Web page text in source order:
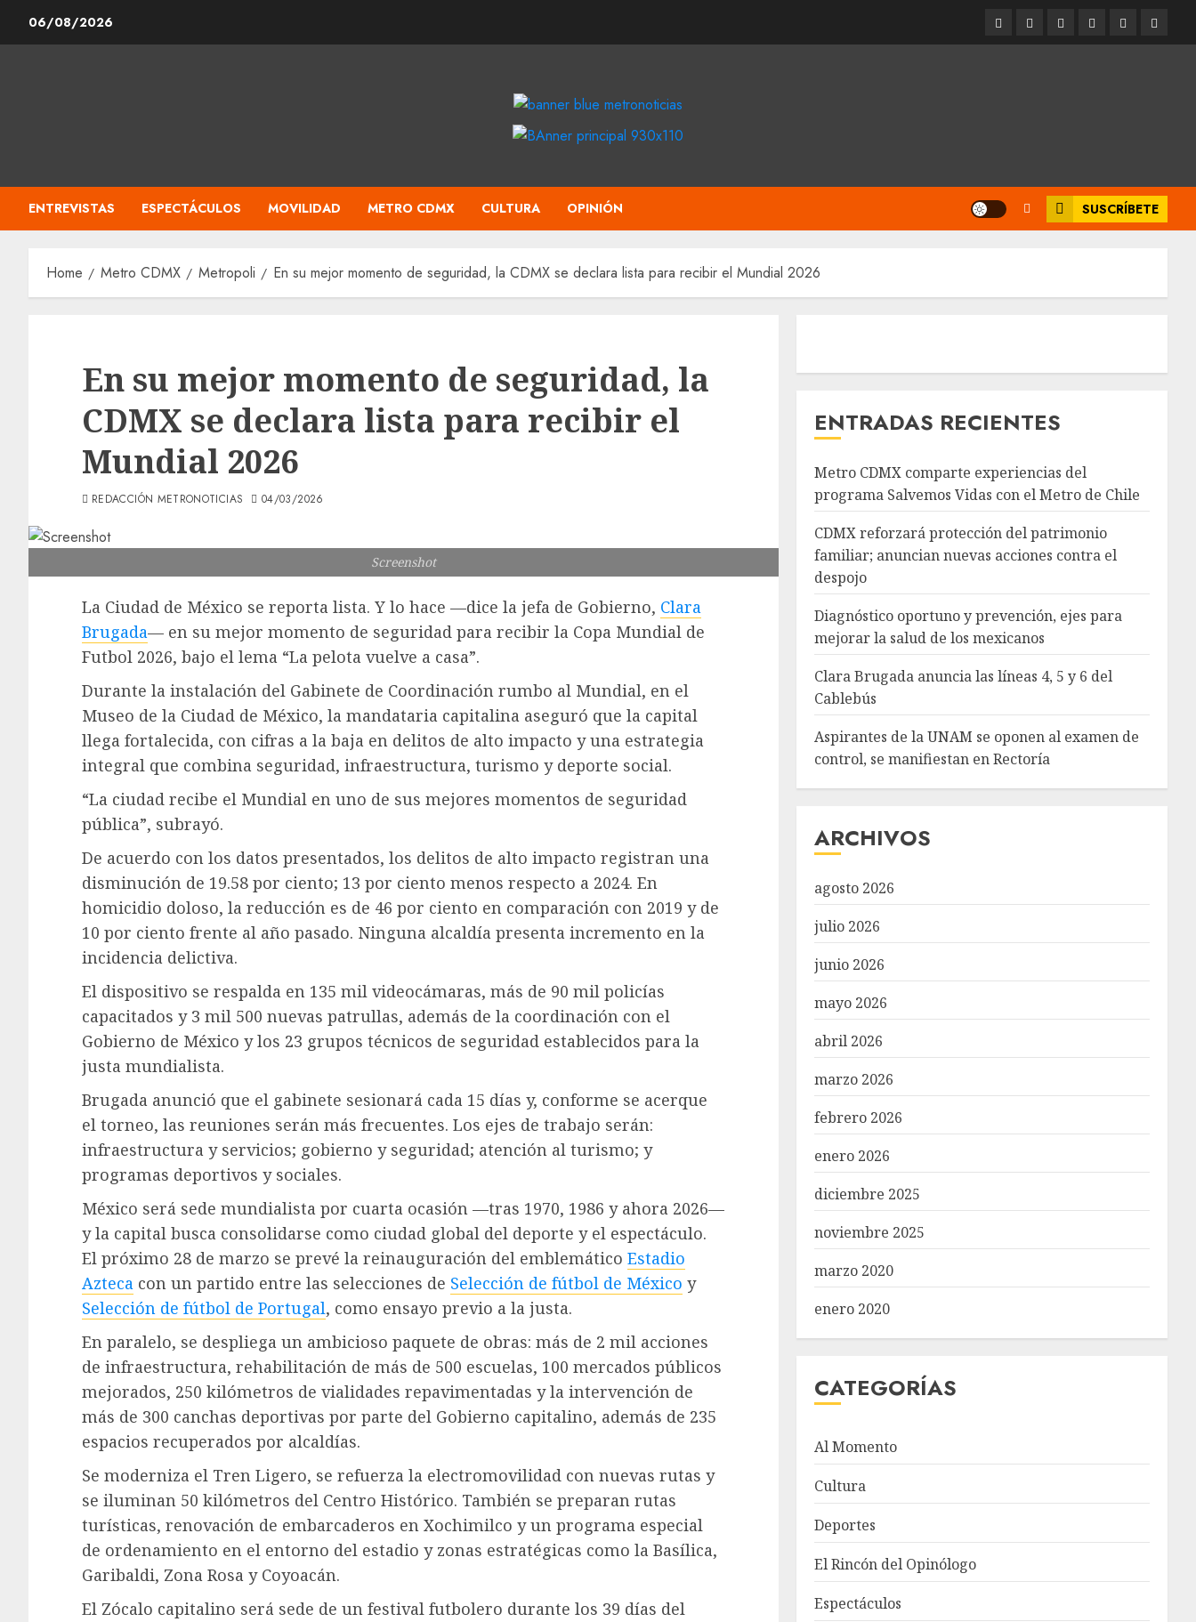
06/08/2026 Entrevistas
Espectáculos
Movilidad
Metro
CDMX
Cultura
ENTREVISTAS ESPECTÁCULOS MOVILIDAD METRO CDMX CULTURA OPINIÓN SUSCRÍBETE
Home Metro CDMX Metropoli En su mejor momento de seguridad, la CDMX se declara lista para recibir el Mundial 2026
En su mejor momento de seguridad, la
CDMX se declara lista para recibir el
Mundial 2026
REDACCIÓN METRONOTICIAS 04/03/2026
Screenshot
La Ciudad de México se reporta lista. Y lo hace —dice la jefa de Gobierno, Clara
Brugada— en su mejor momento de seguridad para recibir la Copa Mundial de
Futbol 2026, bajo el lema “La pelota vuelve a casa”.
Durante la instalación del Gabinete de Coordinación rumbo al Mundial, en el
Museo de la Ciudad de México, la mandataria capitalina aseguró que la capital
llega fortalecida, con cifras a la baja en delitos de alto impacto y una estrategia
integral que combina seguridad, infraestructura, turismo y deporte social.
“La ciudad recibe el Mundial en uno de sus mejores momentos de seguridad
pública”, subrayó.
De acuerdo con los datos presentados, los delitos de alto impacto registran una
disminución de 19.58 por ciento; 13 por ciento menos respecto a 2024. En
homicidio doloso, la reducción es de 46 por ciento en comparación con 2019 y de
10 por ciento frente al año pasado. Ninguna alcaldía presenta incremento en la
incidencia delictiva.
El dispositivo se respalda en 135 mil videocámaras, más de 90 mil policías
capacitados y 3 mil 500 nuevas patrullas, además de la coordinación con el
Gobierno de México y los 23 grupos técnicos de seguridad establecidos para la
justa mundialista.
Brugada anunció que el gabinete sesionará cada 15 días y, conforme se acerque
el torneo, las reuniones serán más frecuentes. Los ejes de trabajo serán:
infraestructura y servicios; gobierno y seguridad; atención al turismo; y
programas deportivos y sociales.
México será sede mundialista por cuarta ocasión —tras 1970, 1986 y ahora 2026—
y la capital busca consolidarse como ciudad global del deporte y el espectáculo.
El próximo 28 de marzo se prevé la reinauguración del emblemático Estadio
Azteca con un partido entre las selecciones de Selección de fútbol de México y
Selección de fútbol de Portugal, como ensayo previo a la justa.
En paralelo, se despliega un ambicioso paquete de obras: más de 2 mil acciones
de infraestructura, rehabilitación de más de 500 escuelas, 100 mercados públicos
mejorados, 250 kilómetros de vialidades repavimentadas y la intervención de
más de 300 canchas deportivas por parte del Gobierno capitalino, además de 235
espacios recuperados por alcaldías.
Se moderniza el Tren Ligero, se refuerza la electromovilidad con nuevas rutas y
se iluminan 50 kilómetros del Centro Histórico. También se preparan rutas
turísticas, renovación de embarcaderos en Xochimilco y un programa especial
de ordenamiento en el entorno del estadio y zonas estratégicas como la Basílica,
Garibaldi, Zona Rosa y Coyoacán.
El Zócalo capitalino será sede de un festival futbolero durante los 39 días del
ENTRADAS RECIENTES
Metro CDMX comparte experiencias del
programa Salvemos Vidas con el Metro de Chile
CDMX reforzará protección del patrimonio
familiar; anuncian nuevas acciones contra el
despojo
Diagnóstico oportuno y prevención, ejes para
mejorar la salud de los mexicanos
Clara Brugada anuncia las líneas 4, 5 y 6 del
Cablebús
Aspirantes de la UNAM se oponen al examen de
control, se manifiestan en Rectoría
ARCHIVOS
agosto 2026
julio 2026
junio 2026
mayo 2026
abril 2026
marzo 2026
febrero 2026
enero 2026
diciembre 2025
noviembre 2025
marzo 2020
enero 2020
CATEGORÍAS
Al Momento
Cultura
Deportes
El Rincón del Opinólogo
Espectáculos